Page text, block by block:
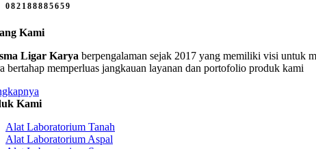
082188885659
Kami
Ligar Karya berpengalaman sejak 2017 yang memiliki visi untuk
bertahap memperluas jangkauan layanan dan portofolio produk kami
Kami
Alat Laboratorium Tanah
Alat Laboratorium Aspal